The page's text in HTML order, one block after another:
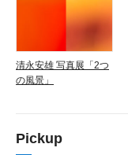
清永安雄 写真展「2つ
の風景」
Pickup